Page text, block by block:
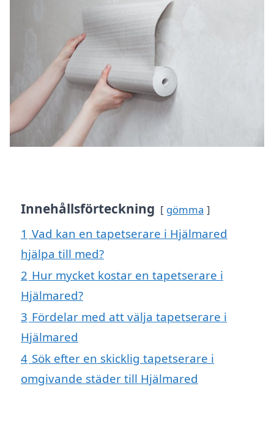
Innehållsförteckning gömma
1 Vad kan en tapetserare i Hjälmared
hjälpa till med?
2 Hur mycket kostar en tapetserare i
Hjälmared?
3 Fördelar med att välja tapetserare i
Hjälmared
4 Sök efter en skicklig tapetserare i
omgivande städer till Hjälmared